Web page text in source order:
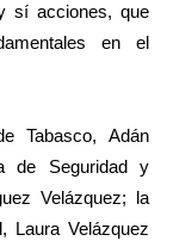
sí acciones, que
en el
Tabasco, Adán
de Seguridad y
Velázquez; la
Laura Velázquez